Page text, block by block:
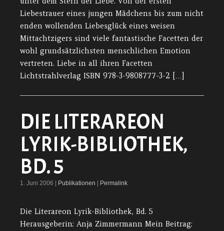
Liebestrauer eines jungen Mädchens bis zum nicht
enden wollenden Liebesglück eines weisen
Mittachtzigers sind viele fantastische Facetten der
wohl grundsätzlichsten menschlichen Emotion
vertreten. Liebe in all ihren Facetten
Lichtstrahlverlag ISBN 978-3-9808777-3-2 […]
DIE LITERAREON
LYRIK-BIBLIOTHEK,
BD. 5
1. Juni 2006 | Publikationen Permalink
Die Literareon Lyrik-Bibliothek, Bd. 5
Herausgeberin: Anja Zimmermann Mein Beitrag: